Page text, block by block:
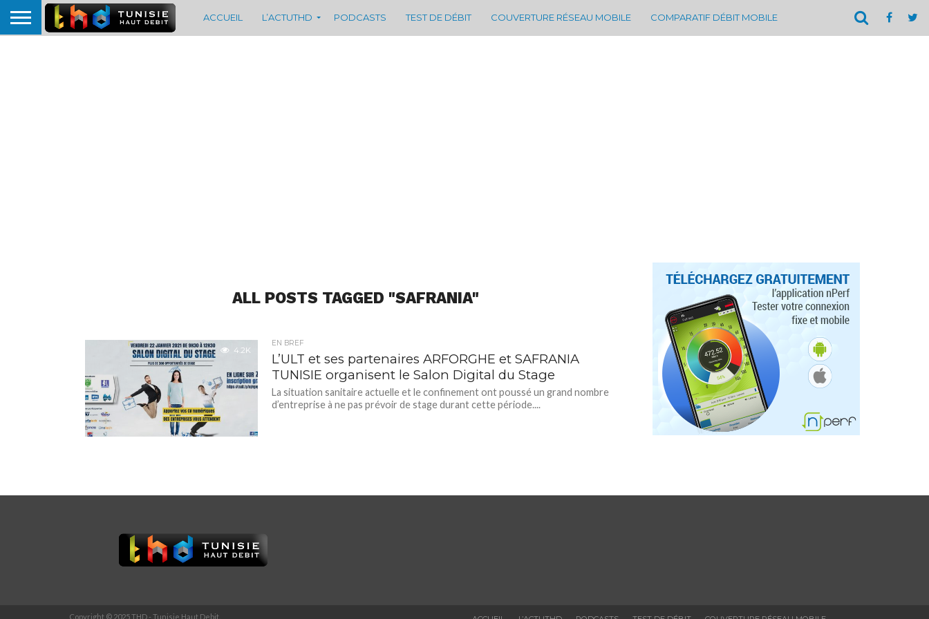
ACCUEIL L’ACTUTHD PODCASTS TEST DE DÉBIT COUVERTURE RÉSEAU MOBILE COMPARATIF DÉBIT MOBILE
ALL POSTS TAGGED "SAFRANIA"
4.2K
EN BREF
L’ULT et ses partenaires ARFORGHE et SAFRANIA
TUNISIE organisent le Salon Digital du Stage
La situation sanitaire actuelle et le confinement ont poussé un grand nombre
d’entreprise à ne pas prévoir de stage durant cette période....
Copyright © 2025 THD - Tunisie Haut Debit.